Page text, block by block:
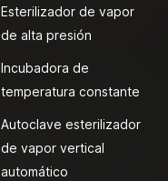
Esterilizador de vapor
de alta presión
Incubadora de
temperatura constante
Autoclave esterilizador
de vapor vertical
automático